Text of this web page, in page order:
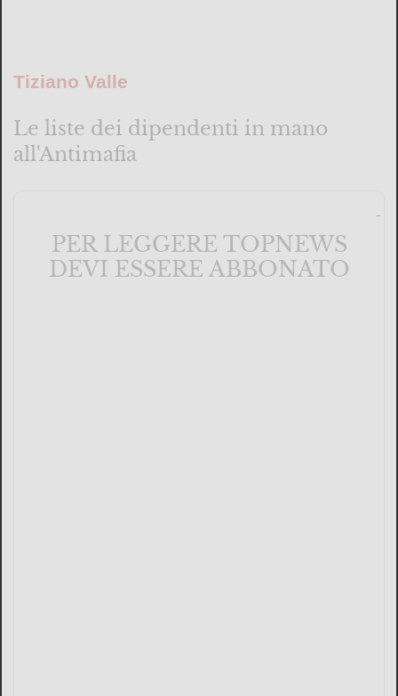
Tiziano Valle
Le liste dei dipendenti in mano
all'Antimafia
PER LEGGERE TOPNEWS
DEVI ESSERE ABBONATO